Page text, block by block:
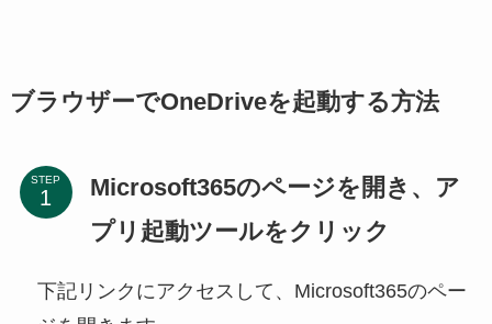
ブラウザーでOneDriveを起動する方法
STEP
Microsoft365のページを開き、ア
プリ起動ツールをクリック
下記リンクにアクセスして、Microsoft365のペー